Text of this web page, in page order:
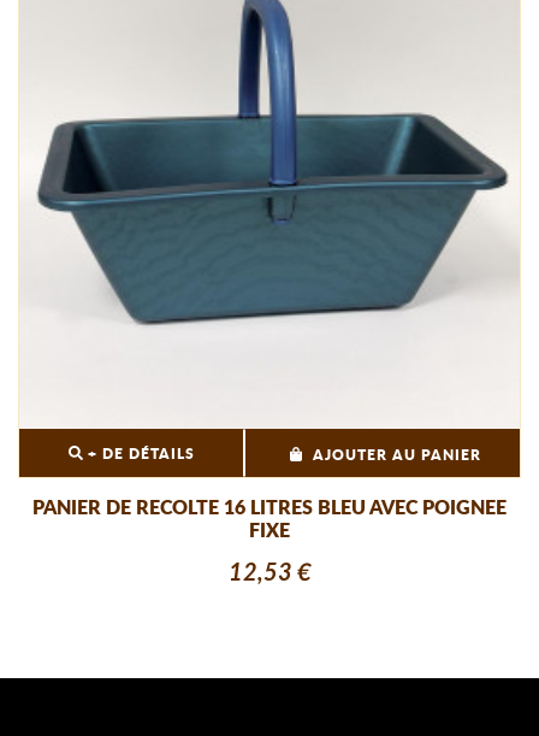
+ DE DÉTAILS AJOUTER AU PANIER
PANIER DE RECOLTE 16 LITRES BLEU AVEC POIGNEE
FIXE
12,53 €